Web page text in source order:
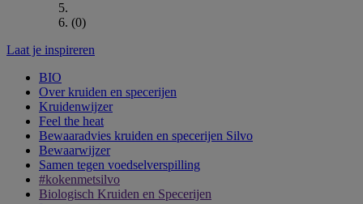
(0)
Laat je inspireren
BIO
Over kruiden en specerijen
Kruidenwijzer
Feel the heat
Bewaaradvies kruiden en specerijen Silvo
Bewaarwijzer
Samen tegen voedselverspilling
#kokenmetsilvo
Biologisch Kruiden en Specerijen